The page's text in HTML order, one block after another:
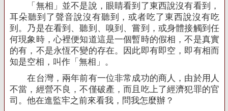
「無相」並不是說，眼睛看到了東西說沒有看到，
耳朵聽到了聲音說沒有聽到，或者吃了東西說沒有吃
到。乃是在看到、聽到、嗅到、嘗到，或身體接觸到任
何現象時，心裡便知道這是一個暫時的假相，不是真實
的有，不是永恆不變的存在。因此即有即空，即有相而
知是空相，叫作「無相」。
在台灣，兩年前有一位非常成功的商人，由於用人
不當，經營不良，不僅破產，而且吃上了經濟犯罪的官
司。他在進監牢之前來看我，問我怎麼辦？